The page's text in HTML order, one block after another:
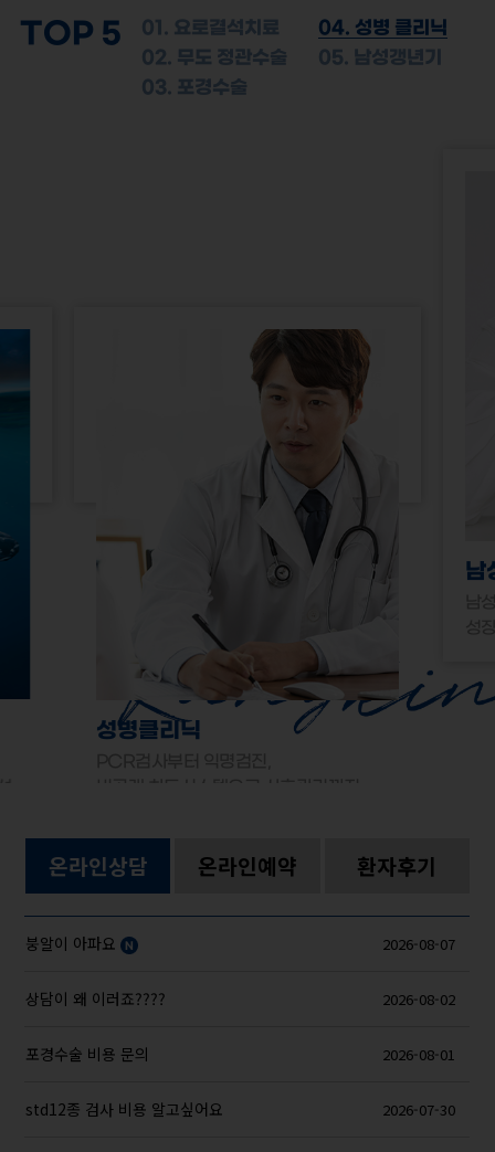
TOP 5
01. 요로결석치료
02. 무도 정관수술
03. 포경수술
04. 성병 클리닉
05. 남성갱년기
성병클리닉
남
온라인상담 온라인예약 환자후기
붕알이 아파요 2026-08-07
상담이 왜 이러죠???? 2026-08-02
포경수술 비용 문의 2026-08-01
std12종 검사 비용 알고싶어요 2026-07-30